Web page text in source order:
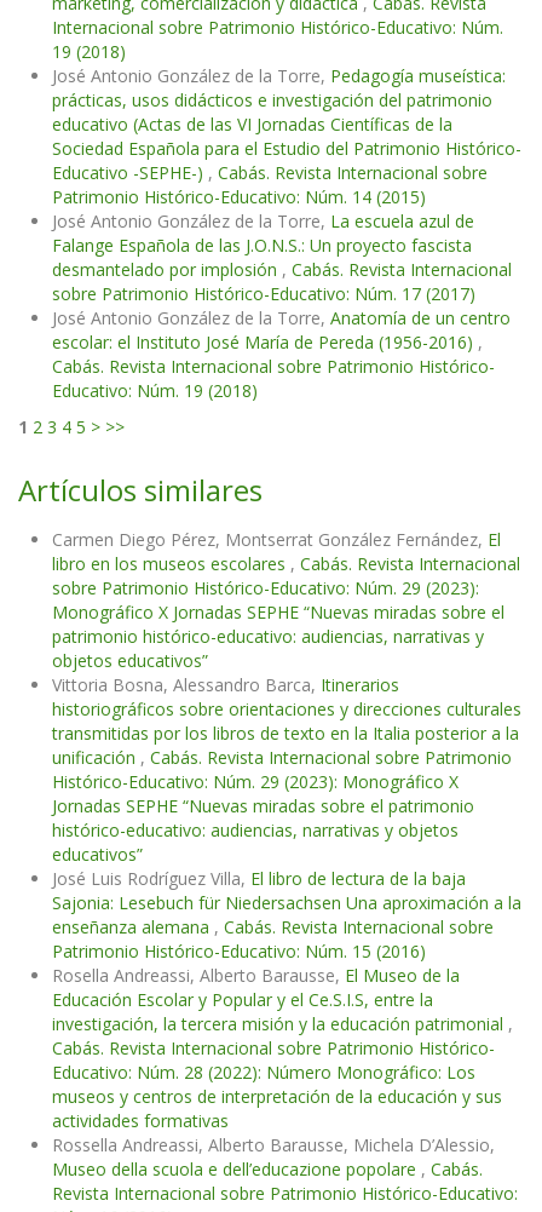
Internacional sobre Patrimonio Histórico-Educativo: Núm.
19 (2018)
José Antonio González de la Torre, Pedagogía museística:
prácticas, usos didácticos e investigación del patrimonio
educativo (Actas de las VI Jornadas Científicas de la
Sociedad Española para el Estudio del Patrimonio Histórico-
Educativo -SEPHE-) , Cabás. Revista Internacional sobre
Patrimonio Histórico-Educativo: Núm. 14 (2015)
José Antonio González de la Torre, La escuela azul de
Falange Española de las J.O.N.S.: Un proyecto fascista
desmantelado por implosión , Cabás. Revista Internacional
sobre Patrimonio Histórico-Educativo: Núm. 17 (2017)
José Antonio González de la Torre, Anatomía de un centro
escolar: el Instituto José María de Pereda (1956-2016) ,
Cabás. Revista Internacional sobre Patrimonio Histórico-
Educativo: Núm. 19 (2018)
1 2 3 4 5 > >>
Artículos similares
Carmen Diego Pérez, Montserrat González Fernández, El
libro en los museos escolares , Cabás. Revista Internacional
sobre Patrimonio Histórico-Educativo: Núm. 29 (2023):
Monográfico X Jornadas SEPHE “Nuevas miradas sobre el
patrimonio histórico-educativo: audiencias, narrativas y
objetos educativos”
Vittoria Bosna, Alessandro Barca, Itinerarios
historiográficos sobre orientaciones y direcciones culturales
transmitidas por los libros de texto en la Italia posterior a la
unificación , Cabás. Revista Internacional sobre Patrimonio
Histórico-Educativo: Núm. 29 (2023): Monográfico X
Jornadas SEPHE “Nuevas miradas sobre el patrimonio
histórico-educativo: audiencias, narrativas y objetos
educativos”
José Luis Rodríguez Villa, El libro de lectura de la baja
Sajonia: Lesebuch für Niedersachsen Una aproximación a la
enseñanza alemana , Cabás. Revista Internacional sobre
Patrimonio Histórico-Educativo: Núm. 15 (2016)
Rosella Andreassi, Alberto Barausse, El Museo de la
Educación Escolar y Popular y el Ce.S.I.S, entre la
investigación, la tercera misión y la educación patrimonial ,
Cabás. Revista Internacional sobre Patrimonio Histórico-
Educativo: Núm. 28 (2022): Número Monográfico: Los
museos y centros de interpretación de la educación y sus
actividades formativas
Rossella Andreassi, Alberto Barausse, Michela D’Alessio,
Museo della scuola e dell’educazione popolare , Cabás.
Revista Internacional sobre Patrimonio Histórico-Educativo: